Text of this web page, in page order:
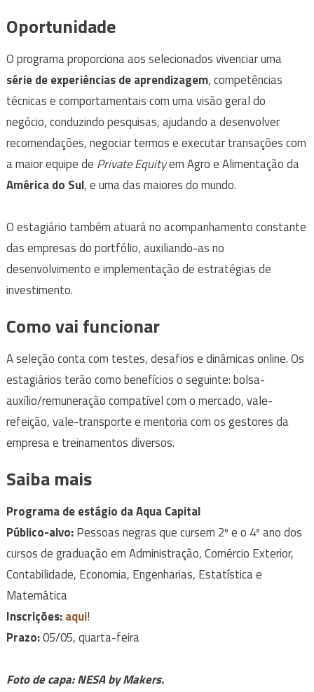
Oportunidade
O programa proporciona aos selecionados vivenciar uma
série de experiências de aprendizagem, competências
técnicas e comportamentais com uma visão geral do
negócio, conduzindo pesquisas, ajudando a desenvolver
recomendações, negociar termos e executar transações com
a maior equipe de Private Equityem Agro e Alimentação da
América do Sul, e uma das maiores do mundo.
O estagiário também atuará no acompanhamento constante
das empresas do portfólio, auxiliando-as no
desenvolvimento e implementação de estratégias de
investimento.
Como vai funcionar
A seleção conta com testes, desafios e dinâmicas online. Os
estagiários terão como benefícios o seguinte: bolsa-
auxílio/remuneração compatível com o mercado, vale-
refeição, vale-transporte e mentoria com os gestores da
empresa e treinamentos diversos.
Saiba mais
Programa de estágio da Aqua Capital
Público-alvo:Pessoas negras que cursem 2º e o 4º ano dos
cursos de graduação em Administração, Comércio Exterior,
Contabilidade, Economia, Engenharias, Estatística e
Matemática
Inscrições:aqui!
Prazo:05/05, quarta-feira
Foto de capa: NESA by Makers.